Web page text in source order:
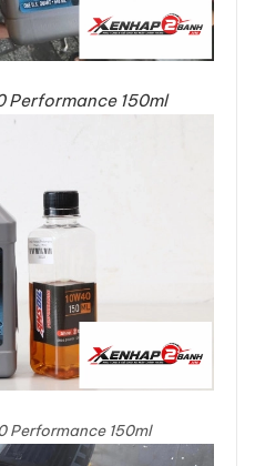
Performance 150ml
Performance 150ml